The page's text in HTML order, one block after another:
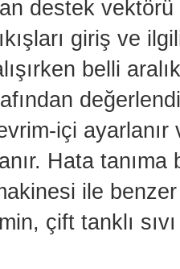
destek
giriş ve
belli
içi
Hata tanıma
ile
çift tanklı